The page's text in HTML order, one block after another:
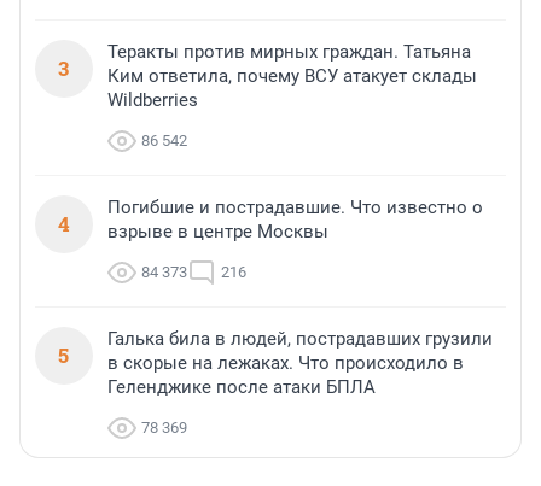
3
Теракты против мирных граждан. Татьяна
Ким ответила, почему ВСУ атакует склады
Wildberries
86 542
4
Погибшие и пострадавшие. Что известно о
взрыве в центре Москвы
84 373 216
5
Галька била в людей, пострадавших грузили
в скорые на лежаках. Что происходило в
Геленджике после атаки БПЛА
78 369